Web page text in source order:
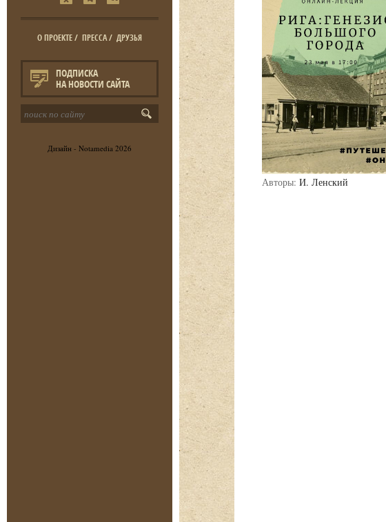
О ПРОЕКТЕ/ ПРЕССА/ ДРУЗЬЯ
ПОДПИСКА
НА НОВОСТИ САЙТА
Дизайн - Notamedia 2026
Авторы: И. Ленский